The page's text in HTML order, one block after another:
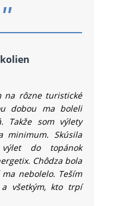
"
na rôzne turistické
dobou ma boleli
Takže som výlety
minimum. Skúsila
do topánok
Chôdza bola
nebolelo. Teším
všetkým, kto trpí